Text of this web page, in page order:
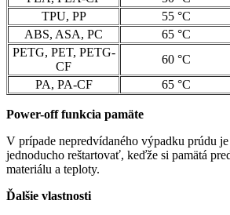
TPU, PP
55 °C
ABS, ASA, PC
65 °C
PETG, PET, PETG-
CF
60 °C
PA, PA-CF
65 °C
Power-off funkcia pamäte
V prípade nepredvídaného výpadku prúdu
jednoducho reštartovať, keďže si pamätá
materiálu a teploty.
Ďalšie vlastnosti